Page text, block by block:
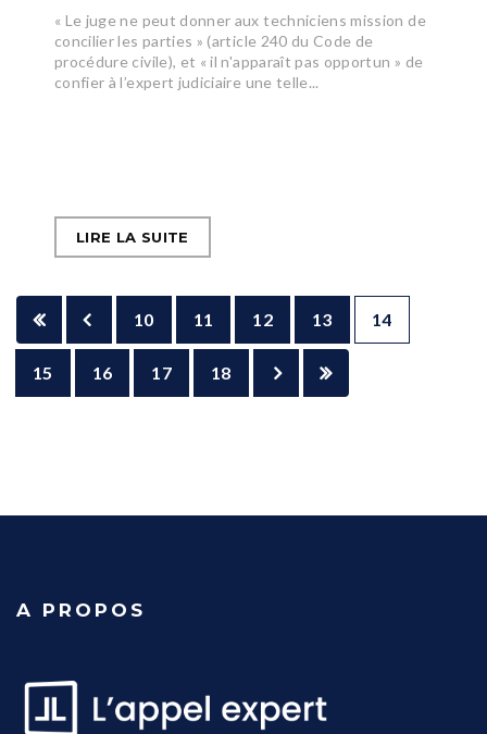
« Le juge ne peut donner aux techniciens mission de
concilier les parties » (article 240 du Code de
procédure civile), et « il n'apparaît pas opportun » de
confier à l’expert judiciaire une telle...
LIRE LA SUITE
10 11 12 13 14
15 16 17 18
A PROPOS